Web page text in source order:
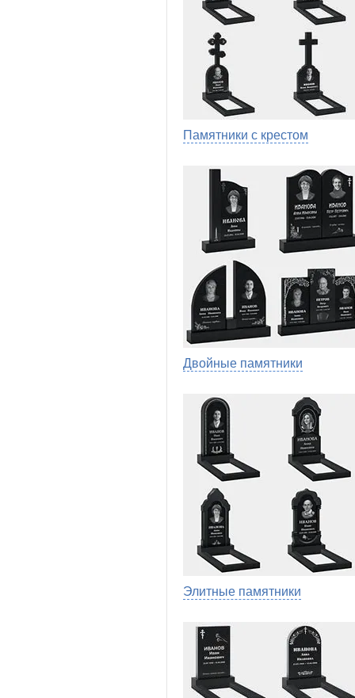
Памятники с крестом
Двойные памятники
Элитные памятники